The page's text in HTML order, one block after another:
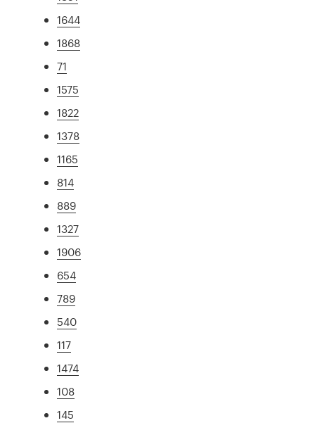
1644
1868
71
1575
1822
1378
1165
814
889
1327
1906
654
789
540
117
1474
108
145